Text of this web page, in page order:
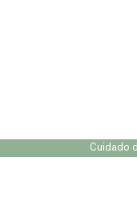
Cuidado